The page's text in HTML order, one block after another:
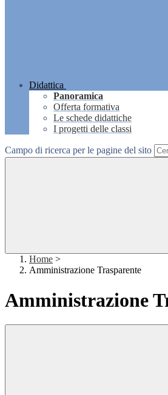
Didattica
Panoramica
Offerta formativa
Le schede didattiche
I progetti delle classi
Campo di ricerca per le pagine del sito
Home >
Amministrazione Trasparente
Amministrazione